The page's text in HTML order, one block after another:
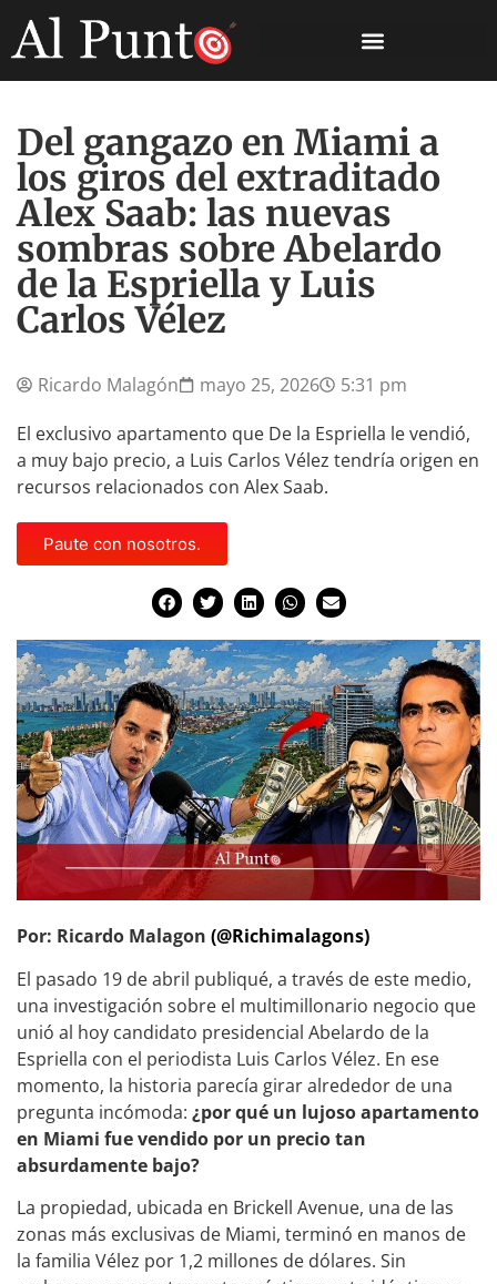
Del gangazo en Miami a
los giros del extraditado
Alex Saab: las nuevas
sombras sobre Abelardo
de la Espriella y Luis
Carlos Vélez
Ricardo Malagón mayo 25, 2026
5:31 pm
El exclusivo apartamento que De la Espriella le vendió,
a muy bajo precio, a Luis Carlos Vélez tendría origen en
recursos relacionados con Alex Saab.
Paute con nosotros.
Por: Ricardo Malagon (@Richimalagons)
El pasado 19 de abril publiqué, a través de este medio,
una investigación sobre el multimillonario negocio que
unió al hoy candidato presidencial Abelardo de la
Espriella con el periodista Luis Carlos Vélez. En ese
momento, la historia parecía girar alrededor de una
pregunta incómoda: ¿por qué un lujoso apartamento
en Miami fue vendido por un precio tan
absurdamente bajo?
La propiedad, ubicada en Brickell Avenue, una de las
zonas más exclusivas de Miami, terminó en manos de
la familia Vélez por 1,2 millones de dólares. Sin